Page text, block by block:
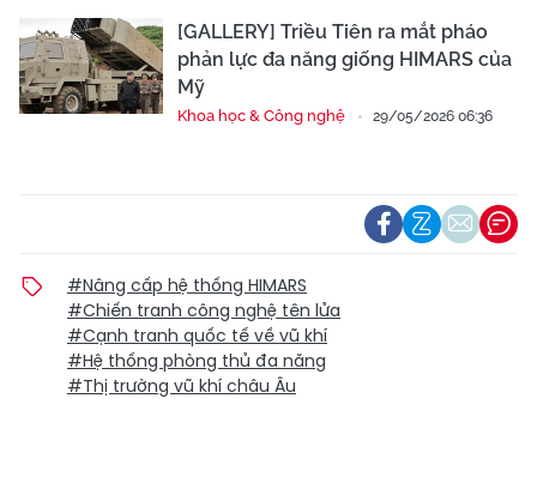
[GALLERY] Triều Tiên ra mắt pháo
phản lực đa năng giống HIMARS của
Mỹ
Khoa học & Công nghệ 29/05/2026 06:36
#Nâng cấp hệ thống HIMARS
#Chiến tranh công nghệ tên lửa
#Cạnh tranh quốc tế về vũ khí
#Hệ thống phòng thủ đa năng
#Thị trường vũ khí châu Âu